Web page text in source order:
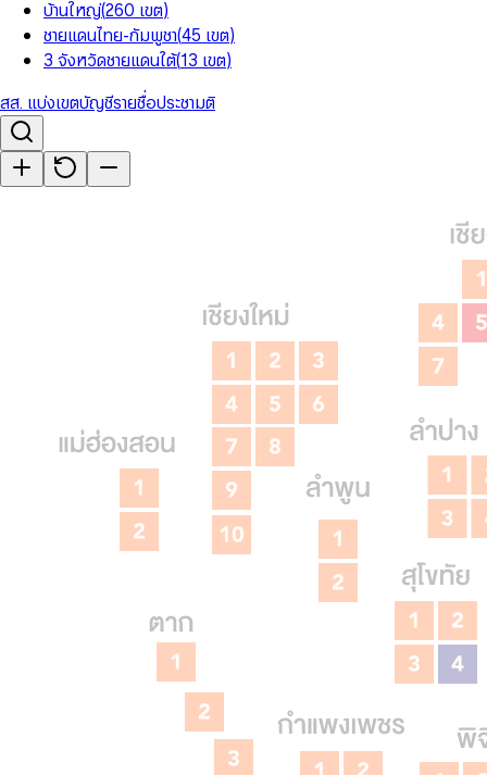
บ้านใหญ่(260 เขต)
ชายแดนไทย-กัมพูชา(45 เขต)
3 จังหวัดชายแดนใต้(13 เขต)
สส. แบ่งเขตบัญชีรายชื่อประชามติ